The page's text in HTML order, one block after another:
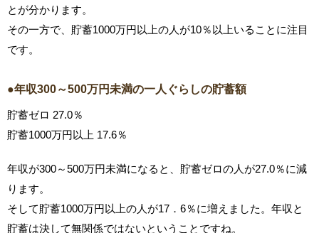
とが分かります。
その一方で、貯蓄1000万円以上の人が10％以上いることに注目
です。
●年収300～500万円未満の一人ぐらしの貯蓄額
貯蓄ゼロ 27.0％
貯蓄1000万円以上 17.6％
年収が300～500万円未満になると、貯蓄ゼロの人が27.0％に減
ります。
そして貯蓄1000万円以上の人が17．6％に増えました。年収と
貯蓄は決して無関係ではないということですね。